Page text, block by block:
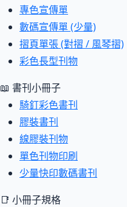
專色宣傳單
數碼宣傳單 (少量)
摺頁單張 (對摺 / 風琴摺)
彩色長型刊物
📖 書刊小冊子
騎釘彩色書刊
膠裝書刊
線膠裝刊物
單色刊物印刷
少量快印數碼書刊
📑 小冊子規格